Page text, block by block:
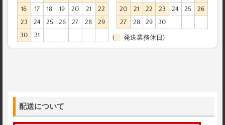
16
17 18 19 20 21
22
23
24 25 26 27 28
29
30
31
20
21 22 23 24 25
26
27
28 29 30
( 発送業務休日)
配送について